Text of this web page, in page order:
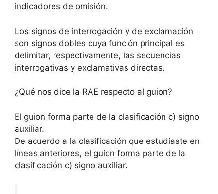
indicadores de omisión.
Los signos de interrogación y de exclamación
son signos dobles cuya función principal es
delimitar, respectivamente, las secuencias
interrogativas y exclamativas directas.
¿Qué nos dice la RAE respecto al guion?
El guion forma parte de la clasificación c) signo
auxiliar.
De acuerdo a la clasificación que estudiaste en
líneas anteriores, el guion forma parte de la
clasificación c) signo auxiliar.